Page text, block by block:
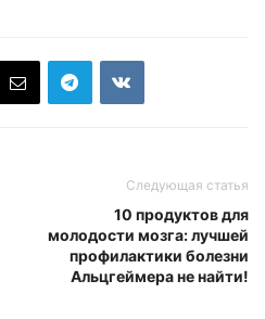
Следующая статья
10 продуктов для
молодости мозга: лучшей
профилактики болезни
Альцгеймера не найти!